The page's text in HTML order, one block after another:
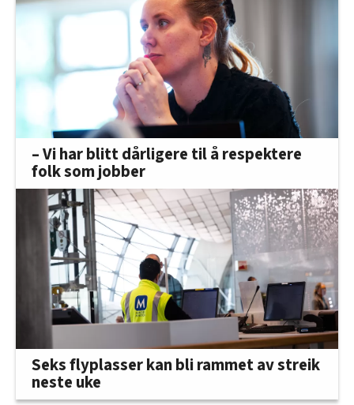
– Vi har blitt dårligere til å respektere
folk som jobber
Seks flyplasser kan bli rammet av streik
neste uke